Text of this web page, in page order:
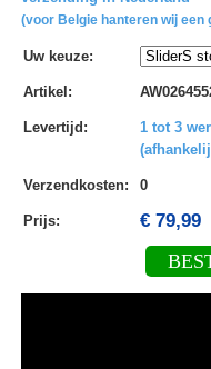
(voor Belgie hanteren wij een
Uw keuze:
Artikel :
Levertijd :
1 tot 3
Verzendkosten: 0
Prijs: € 79,99